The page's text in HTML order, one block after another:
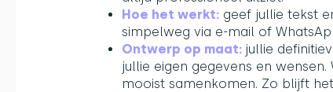
Hoe het werkt: geef jullie tekst
simpelweg via e-mail of
Ontwerp op maat: jullie
jullie eigen gegevens en
mooist samenkomen. Zo blijft